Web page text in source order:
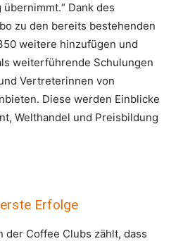
Dank des
zu den bereits bestehenden
weitere hinzufügen und
weiterführende Schulungen
Vertreterinnen von
Diese werden Einblicke
Welthandel und Preisbildung
Erfolge
der Coffee Clubs zählt, dass